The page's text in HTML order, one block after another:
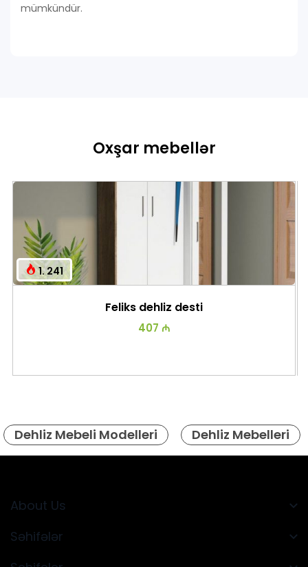
mümkündür.
Oxşar mebellər
1. 241
Feliks dehliz desti
407 ₼
Dehliz Mebeli Modelleri Dehliz Mebelleri
About Us
Səhifələr